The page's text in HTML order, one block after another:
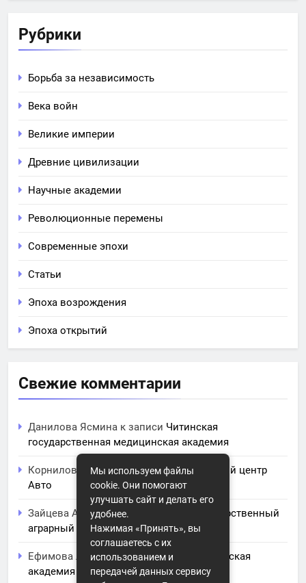
Рубрики
Борьба за независимость
Века войн
Великие империи
Древние цивилизации
Научные академии
Революционные перемены
Современные эпохи
Статьи
Эпоха возрождения
Эпоха открытий
Свежие комментарии
Данилова Ясмина к записи Читинская
государственная медицинская академия
Корнилова Анитак записиЧПОУ Учебный центр
Авто
Зайцева Аринак записи
Курский государственный
аграрный университет им. И.И. Иванова
Ефимова Лидияк записиСеверо-Кавказская
академия управления
Мы используем файлы
cookie. Они помогают
улучшать сайт и делать его
удобнее.
Нажимая «Принять», вы
соглашаетесь с их
использованием и
передачей данных сервису